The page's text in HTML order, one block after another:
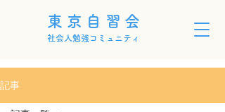
東京自習会
社会人勉強コミュニティ
記事